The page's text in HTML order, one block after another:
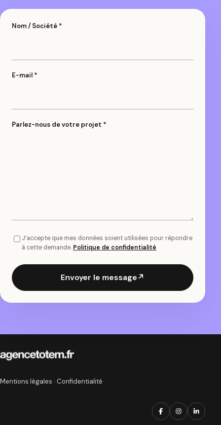
Nom / Société *
E-mail *
Parlez-nous de votre projet *
J’accepte que mes données soient utilisées pour répondre
à cette demande. Politique de confidentialité
Envoyer le message↗
Mentions légales · Confidentialité